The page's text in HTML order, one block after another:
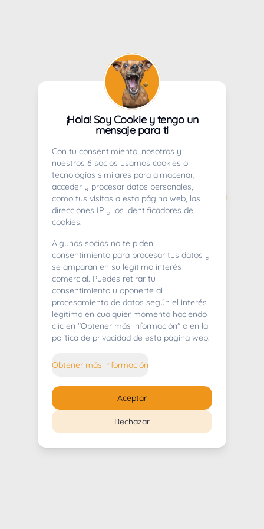
404
Whoops! Lo sentimos mucho.
¡Hola! Soy Cookie y tengo un
mensaje para ti
Con tu consentimiento, nosotros y
nuestros 6 socios usamos cookies o
tecnologías similares para almacenar,
acceder y procesar datos personales,
como tus visitas a esta página web, las
direcciones IP y los identificadores de
cookies.
Algunos socios no te piden
consentimiento para procesar tus datos y
se amparan en su legítimo interés
comercial. Puedes retirar tu
consentimiento u oponerte al
procesamiento de datos según el interés
legítimo en cualquier momento haciendo
clic en "Obtener más información" o en la
política de privacidad de esta página web.
Obtener más información
Rechazar
Aceptar